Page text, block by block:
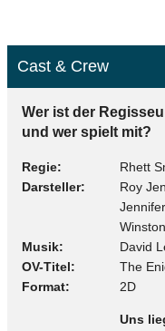
Cast & Crew
Wer ist der
und wer spielt mit?
Regie
Rhett
Darsteller
Roy
Musik
David
OV-Titel
The
Format
2D
Uns